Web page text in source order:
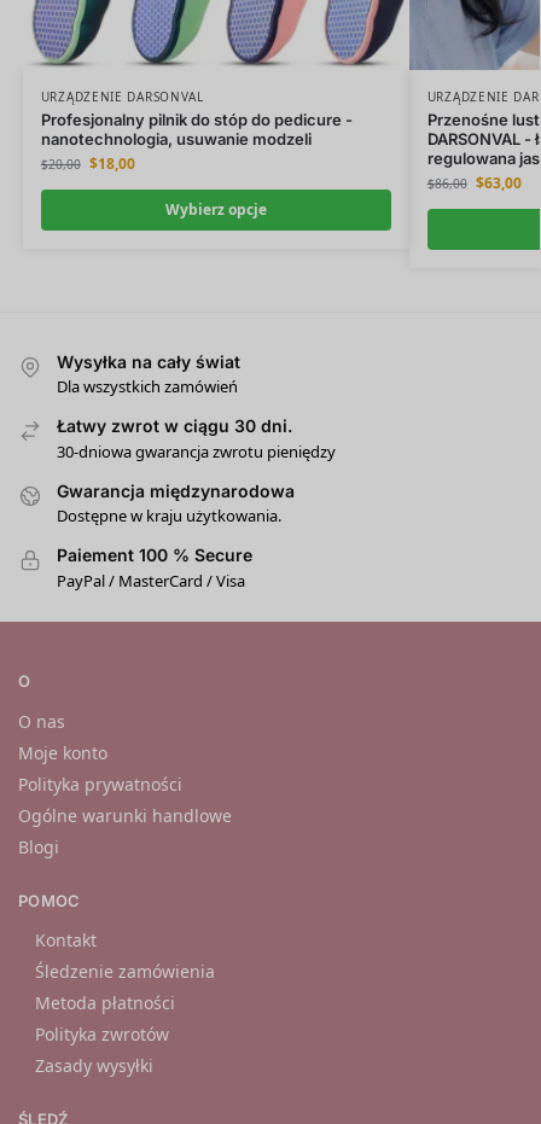
URZĄDZENIE DARSONVAL
Profesjonalny pilnik do stóp do pedicure -
nanotechnologia, usuwanie modzeli
$20,00 $18,00
Wybierz opcje
URZĄDZENIE
Przenośne
DARSONVAL -
regulowana
$86,00 $63,00
Wysyłka na cały świat
Dla wszystkich zamówień
Łatwy zwrot w ciągu 30 dni.
30-dniowa gwarancja zwrotu pieniędzy
Gwarancja międzynarodowa
Dostępne w kraju użytkowania.
Paiement 100 % Secure
PayPal / MasterCard / Visa
O
O nas
Moje konto
Polityka prywatności
Ogólne warunki handlowe
Blogi
POMOC
Kontakt
Śledzenie zamówienia
Metoda płatności
Polityka zwrotów
Zasady wysyłki
ŚLEDŹ